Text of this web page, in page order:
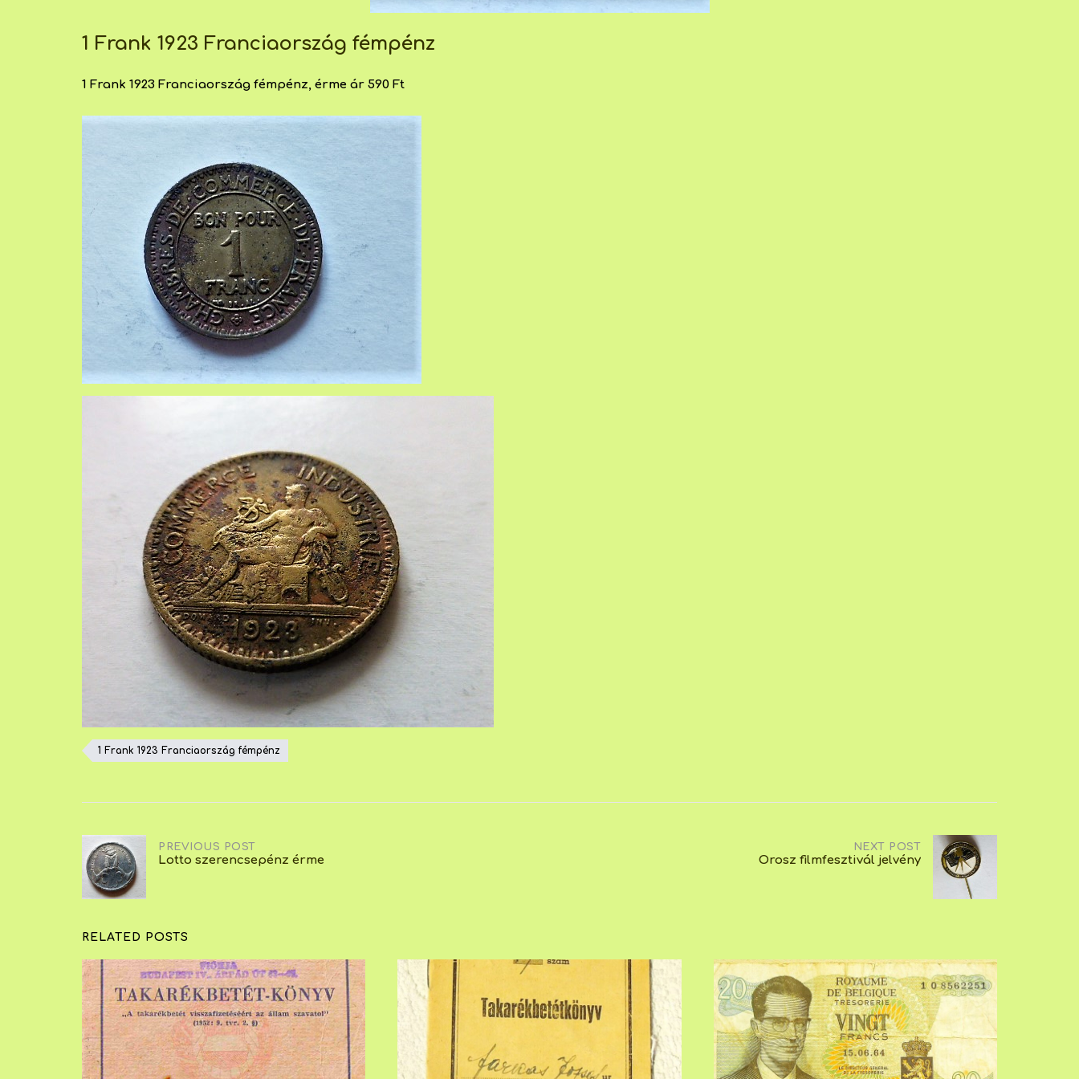
1 Frank 1923 Franciaország fémpénz
1 Frank 1923 Franciaország fémpénz, érme ár 590 Ft
1 Frank 1923 Franciaország fémpénz
Post
navigation
PREVIOUS POST
Lotto szerencsepénz érme
NEXT POST
Orosz filmfesztivál jelvény
RELATED POSTS